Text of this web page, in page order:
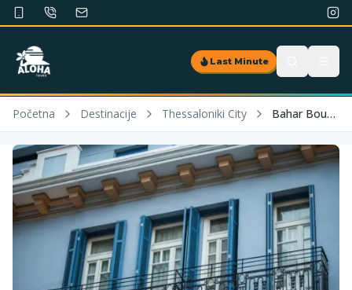
Last Minute
Početna Destinacije Thessaloniki City Bahar Boutique